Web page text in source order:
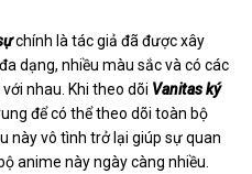
chính là tác giả đã được xây
dạng, nhiều màu sắc và có các
nhau. Khi theo dõi Vanitas ký
để có thể theo dõi toàn bộ
này vô tình trở lại giúp sự quan
anime này ngày càng nhiều.